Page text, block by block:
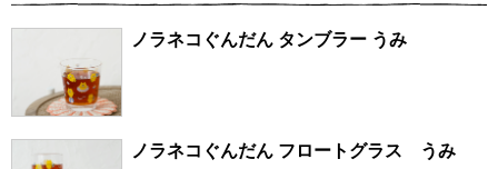
ノラネコぐんだん タンブラー うみ
ノラネコぐんだん フロートグラス うみ